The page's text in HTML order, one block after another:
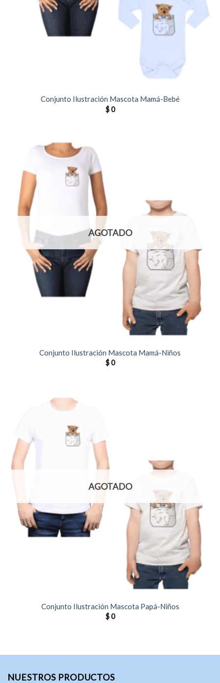
Conjunto Ilustración Mascota Mamá-Bebé
$0
AGOTADO
Conjunto Ilustración Mascota Mamá-Niños
$0
AGOTADO
Conjunto Ilustración Mascota Papá-Niños
$0
NUESTROS PRODUCTOS